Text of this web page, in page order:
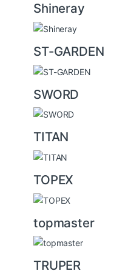
Shineray
ST-GARDEN
SWORD
TITAN
TOPEX
topmaster
TRUPER